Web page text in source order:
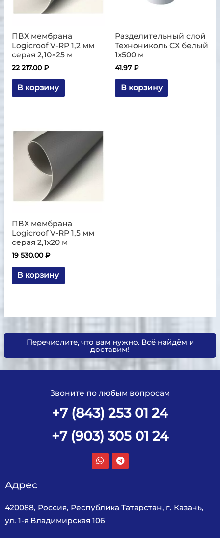
Перечислите, что вам нужно. Всё найдём и
доставим!
ПВХ мембрана
Logicroof V-RP 1,2 мм
серая 2,10×25 м
22 217.00₽
В корзину
Разделительный слой
Технониколь СХ белый
1х500 м
41.97₽
В корзину
ПВХ мембрана
Logicroof V-RP 1,5 мм
серая 2,1х20 м
19 530.00₽
В корзину
Звоните по любым вопросам
+7 (843) 253 01 24
+7 (903) 305 01 24
Адрес
420088, Россия, Республика Татарстан, г. Казань,
ул. 1-я Владимирская 106